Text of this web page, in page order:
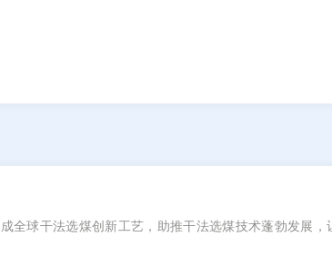
全球干法选煤创新工艺，助推干法选煤技术蓬勃发展，